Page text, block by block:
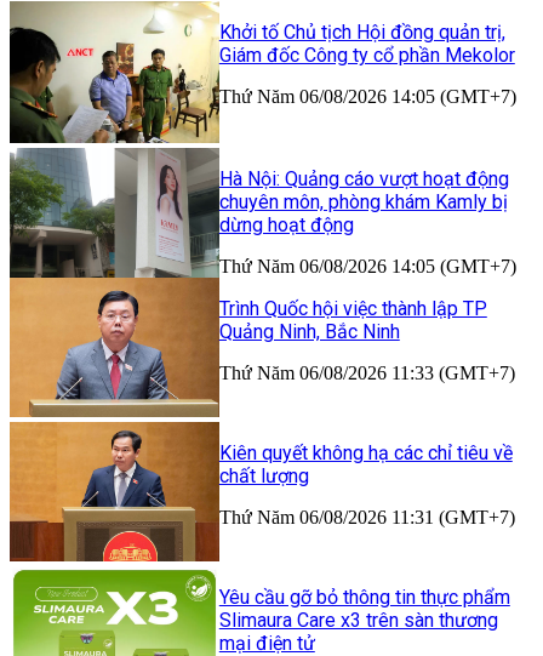
Khởi tố Chủ tịch Hội đồng quản trị,
Giám đốc Công ty cổ phần Mekolor
Thứ Năm 06/08/2026 14:05 (GMT+7)
Hà Nội: Quảng cáo vượt hoạt động
chuyên môn, phòng khám Kamly bị
dừng hoạt động
Thứ Năm 06/08/2026 14:05 (GMT+7)
Trình Quốc hội việc thành lập TP
Quảng Ninh, Bắc Ninh
Thứ Năm 06/08/2026 11:33 (GMT+7)
Kiên quyết không hạ các chỉ tiêu về
chất lượng
Thứ Năm 06/08/2026 11:31 (GMT+7)
Yêu cầu gỡ bỏ thông tin thực phẩm
Slimaura Care x3 trên sàn thương
mại điện tử